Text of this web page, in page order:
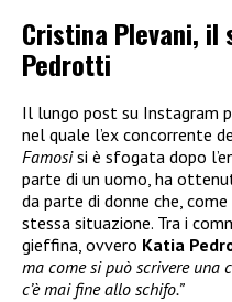
Cristina Plevani, il
Pedrotti
Il lungo post su Instagram
nel quale l’ex concorrente
Famosisi è sfogata dopo
parte di un uomo, ha
da parte di donne che,
stessa situazione. Tra i
gieffina, ovvero Katia
ma come si può scrivere una
c’è mai fine allo schifo.”